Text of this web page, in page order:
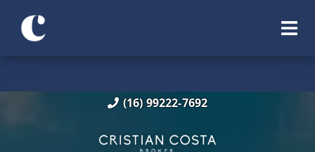
(16) 99222-7692